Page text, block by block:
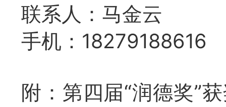
联系人：马金云
手机：18279188616
附：第四届“润德奖”